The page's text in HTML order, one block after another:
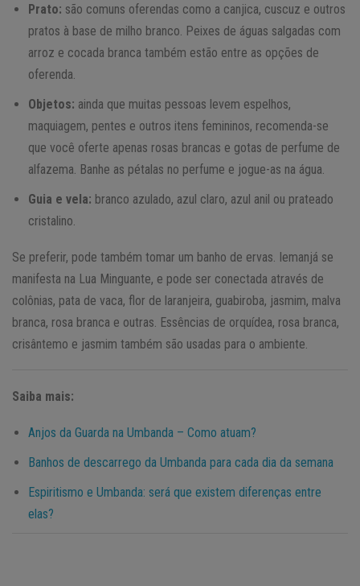
Prato: são comuns oferendas como a canjica, cuscuz e outros
pratos à base de milho branco. Peixes de águas salgadas com
arroz e cocada branca também estão entre as opções de
oferenda.
Objetos: ainda que muitas pessoas levem espelhos,
maquiagem, pentes e outros itens femininos, recomenda-se
que você oferte apenas rosas brancas e gotas de perfume de
alfazema. Banhe as pétalas no perfume e jogue-as na água.
Guia e vela: branco azulado, azul claro, azul anil ou prateado
cristalino.
Se preferir, pode também tomar um banho de ervas. Iemanjá se
manifesta na Lua Minguante, e pode ser conectada através de
colônias, pata de vaca, flor de laranjeira, guabiroba, jasmim, malva
branca, rosa branca e outras. Essências de orquídea, rosa branca,
crisântemo e jasmim também são usadas para o ambiente.
Saiba mais:
Anjos da Guarda na Umbanda – Como atuam?
Banhos de descarrego da Umbanda para cada dia da semana
Espiritismo e Umbanda: será que existem diferenças entre
elas?